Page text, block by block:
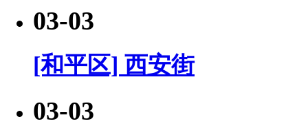
03-03
[和平区] 西安街
03-03